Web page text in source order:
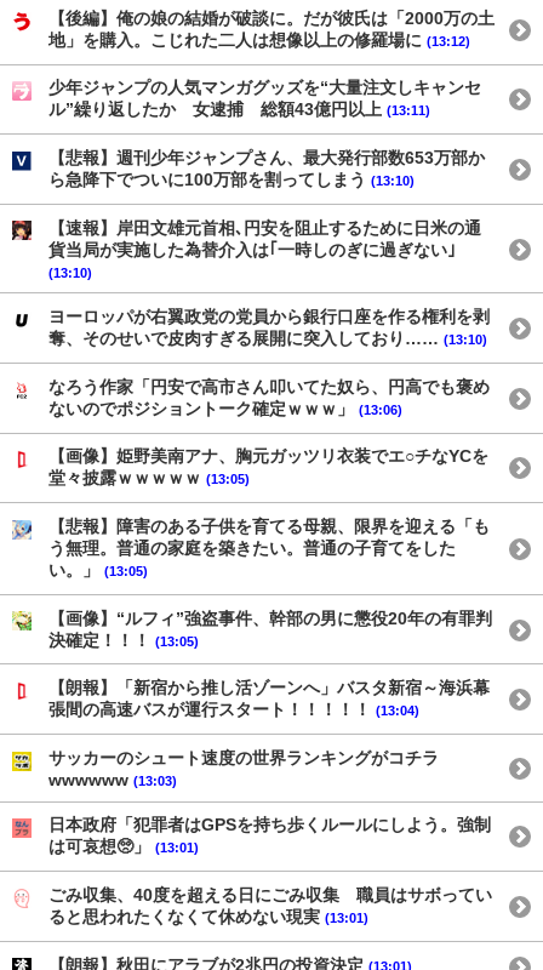
【後編】俺の娘の結婚が破談に。だが彼氏は「2000万の土
地」を購入。こじれた二人は想像以上の修羅場に (13:12)
少年ジャンプの人気マンガグッズを“大量注文しキャンセ
ル”繰り返したか 女逮捕 総額43億円以上 (13:11)
【悲報】週刊少年ジャンプさん、最大発行部数653万部か
ら急降下でついに100万部を割ってしまう (13:10)
【速報】岸田文雄元首相､円安を阻止するために日米の通
貨当局が実施した為替介入は｢一時しのぎに過ぎない｣
(13:10)
ヨーロッパが右翼政党の党員から銀行口座を作る権利を剥
奪、そのせいで皮肉すぎる展開に突入しており…… (13:10)
なろう作家「円安で高市さん叩いてた奴ら、円高でも褒め
ないのでポジショントーク確定ｗｗｗ」
(13:06)
【画像】姫野美南アナ、胸元ガッツリ衣装でエ○チなYCを
堂々披露ｗｗｗｗｗ (13:05)
【悲報】障害のある子供を育てる母親、限界を迎える「も
う無理。普通の家庭を築きたい。普通の子育てをした
い。」
(13:05)
【画像】“ルフィ”強盗事件、幹部の男に懲役20年の有罪判
決確定！！！
(13:05)
【朗報】「新宿から推し活ゾーンへ」バスタ新宿～海浜幕
張間の高速バスが運行スタート！！！！！
(13:04)
サッカーのシュート速度の世界ランキングがコチラ
wwwwww (13:03)
日本政府「犯罪者はGPSを持ち歩くルールにしよう。強制
は可哀想🥺」
(13:01)
ごみ収集、40度を超える日にごみ収集 職員はサボってい
ると思われたくなくて休めない現実 (13:01)
【朗報】秋田にアラブが2兆円の投資決定 (13:01)